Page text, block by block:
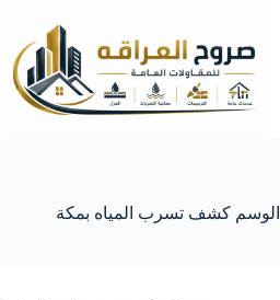
المحتوى
الوسم كشف تسرب المياه بمكة